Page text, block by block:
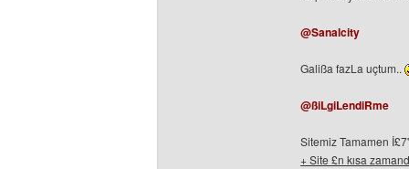
@Sanalcity
Galißa fazLa uçtum..
@ßiLgiLendiRme
Sitemiz Tamamen
+ Site £n kısa